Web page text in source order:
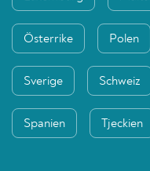
Österrike Polen
Sverige Schweiz
Spanien Tjeckien